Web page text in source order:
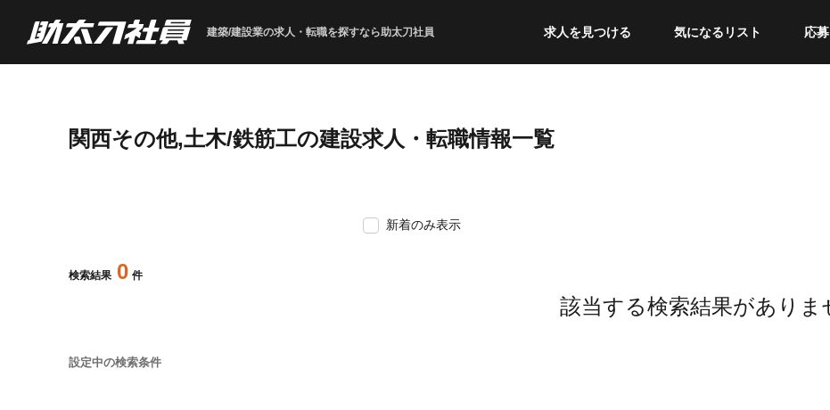
建築/建設業の求人・転職を探すなら助太刀社員 求人を見つける 気になるリスト 応
関西その他,土木/鉄筋工の建設求人・転職情報一覧
検索結果 0 件
設定中の検索条件
新着のみ表示
該当する検索結果がありま